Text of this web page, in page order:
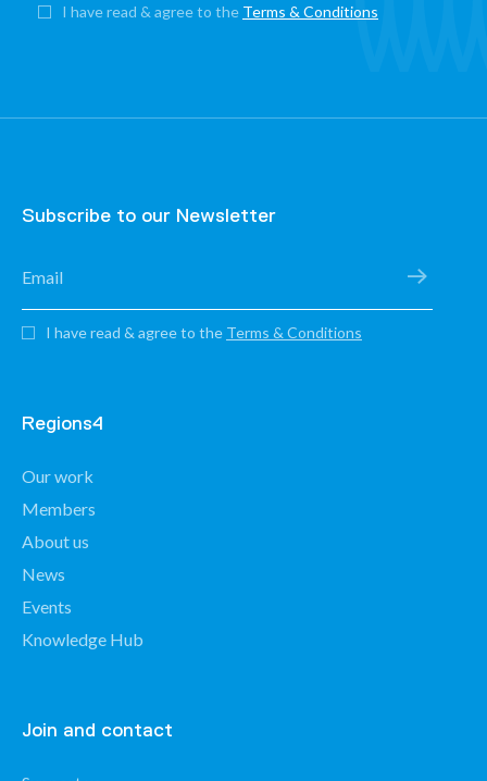
I have read & agree to the Terms & Conditions
Subscribe to our Newsletter
I have read & agree to the Terms & Conditions
Regions4
Our work
Members
About us
News
Events
Knowledge Hub
Join and contact